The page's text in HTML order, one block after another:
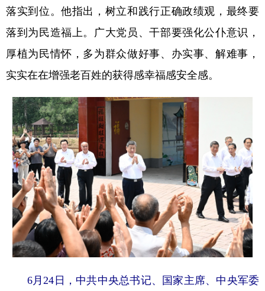
落实到位。他指出，树立和践行正确政绩观，最终要
落到为民造福上。广大党员、干部要强化公仆意识，
厚植为民情怀，多为群众做好事、办实事、解难事，
实实在在增强老百姓的获得感幸福感安全感。
6月24日，中共中央总书记、国家主席、中央军委